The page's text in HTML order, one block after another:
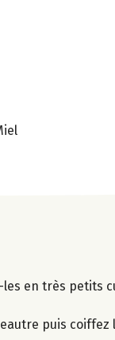
en très petits
puis